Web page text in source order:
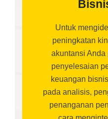
Untuk
peningkatan
akuntansi
penyelesaian
keuangan
pada analisis,
penanganan